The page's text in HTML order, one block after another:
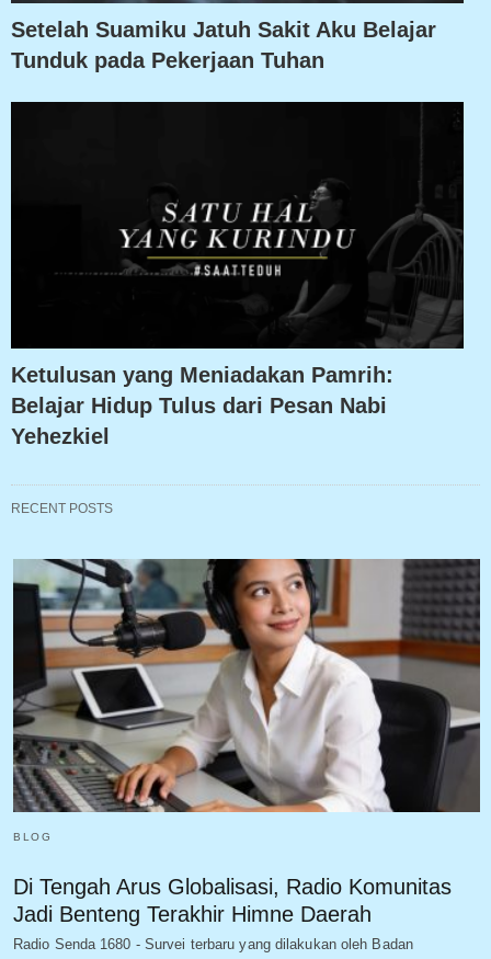
Setelah Suamiku Jatuh Sakit Aku Belajar
Tunduk pada Pekerjaan Tuhan
Ketulusan yang Meniadakan Pamrih:
Belajar Hidup Tulus dari Pesan Nabi
Yehezkiel
RECENT POSTS
BLOG
Di Tengah Arus Globalisasi, Radio Komunitas
Jadi Benteng Terakhir Himne Daerah
Radio Senda 1680 - Survei terbaru yang dilakukan oleh Badan